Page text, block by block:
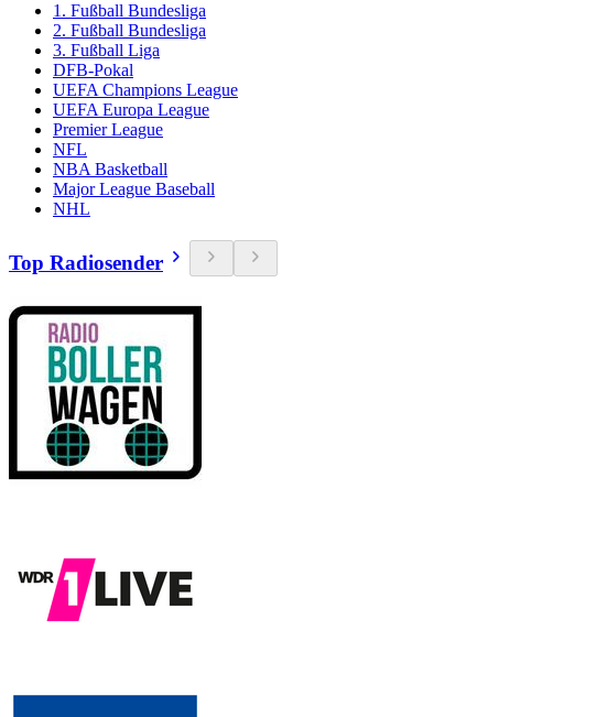
1. Fußball Bundesliga
2. Fußball Bundesliga
3. Fußball Liga
DFB-Pokal
UEFA Champions League
UEFA Europa League
Premier League
NFL
NBA Basketball
Major League Baseball
NHL
Top Radiosender